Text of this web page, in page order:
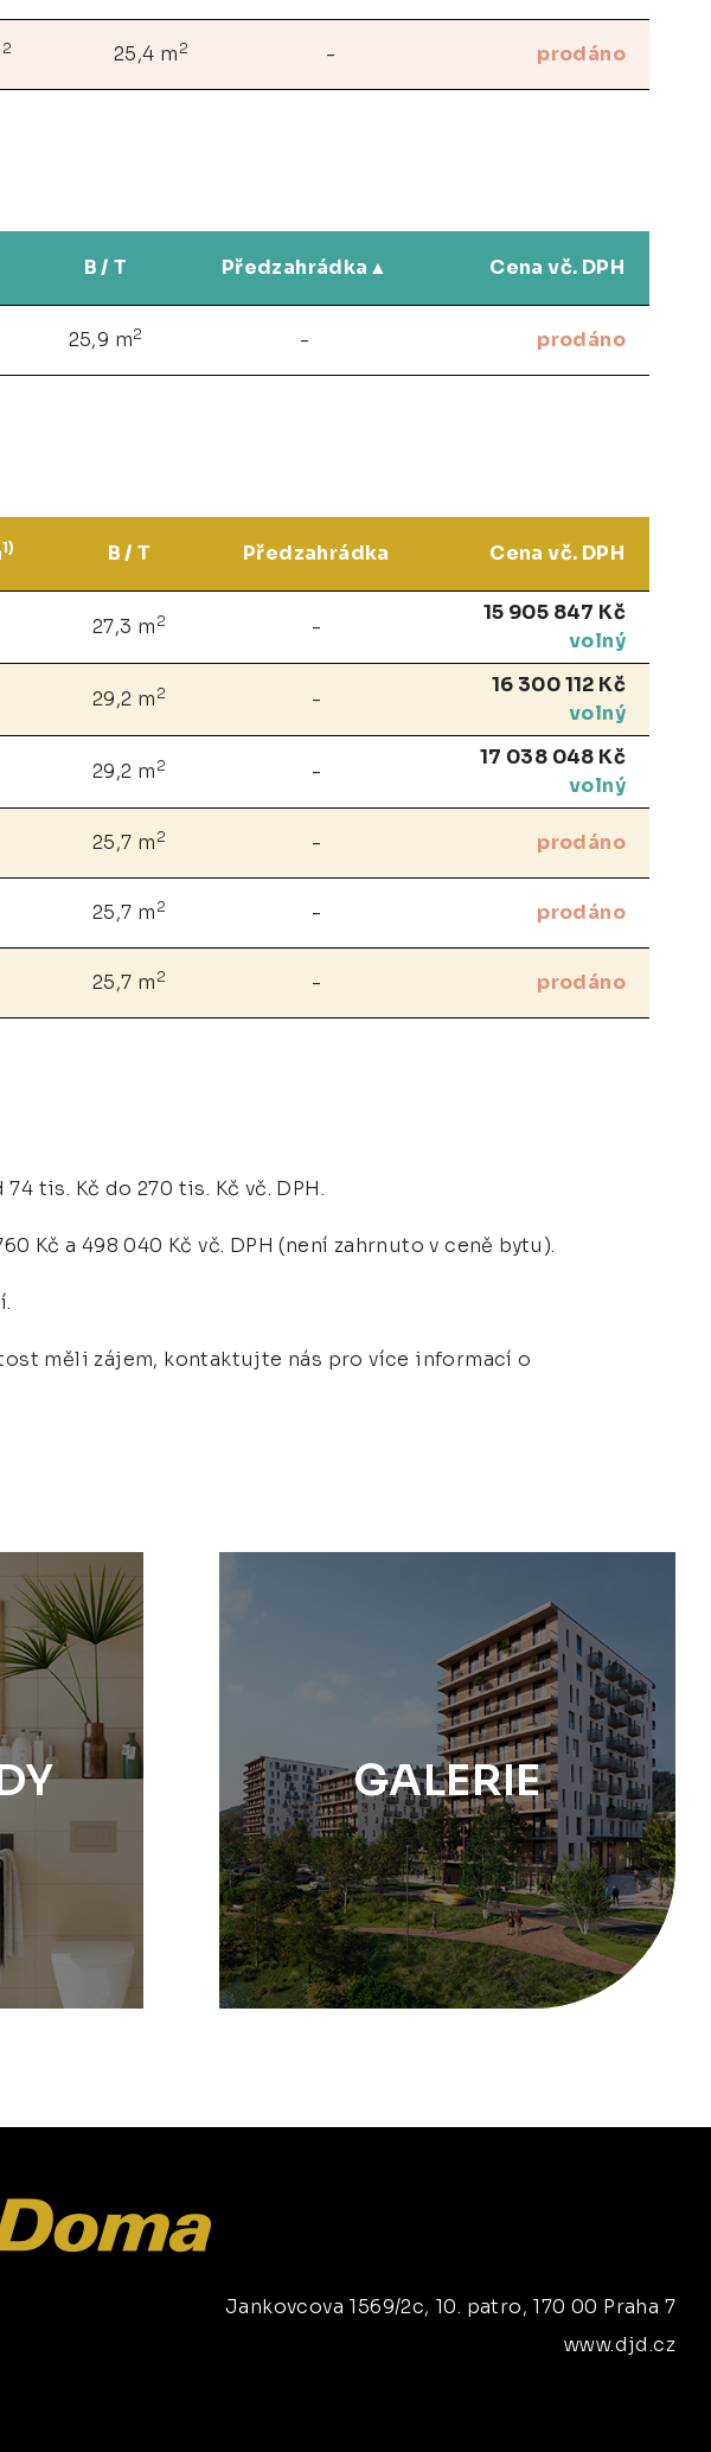
2 25,4 m 2 - prodáno
B / T Předzahrádka Cena vč. DPH
25,9 m2 - prodáno
1) B / T Předzahrádka Cena vč. DPH
27,3 m 2 -
15 905 847 Kč
volný
29,2 m 2 -
16 300 112 Kč
volný
29,2 m 2 -
17 038 048 Kč
volný
25,7 m 2 - prodáno
25,7 m 2 - prodáno
25,7 m 2 - prodáno
74 tis. Kč do 270 tis. Kč vč. DPH.
Kč a 498 040 Kč vč. DPH (není zahrnuto v ceně bytu).
měli zájem, kontaktujte nás pro více informací o
GALERIE
Jankovcova 1569/2c, 10. patro, 170 00 Praha 7
www.djd.cz